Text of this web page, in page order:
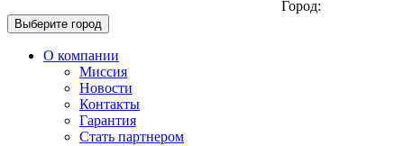
Город:
Выберите город
О компании
Миссия
Новости
Контакты
Гарантия
Стать партнером